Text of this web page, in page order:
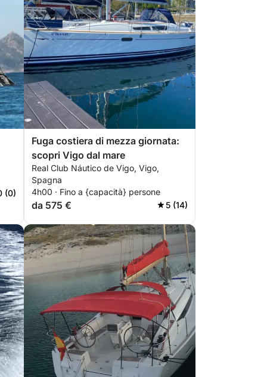
(0)
Fuga costiera di mezza giornata:
scopri Vigo dal mare
Real Club Náutico de Vigo, Vigo,
Spagna
4h00 · Fino a {capacità} persone
da 575 € 5 (14)